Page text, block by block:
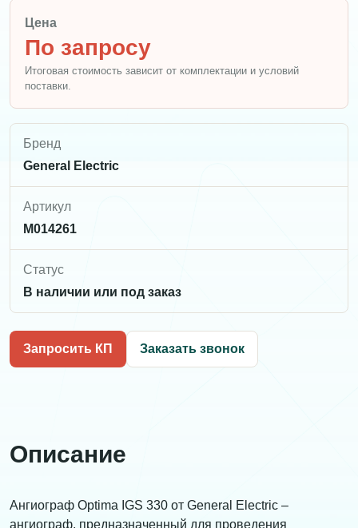
Цена
По запросу
Итоговая стоимость зависит от комплектации и условий
поставки.
Бренд
General Electric
Артикул
M014261
Статус
В наличии или под заказ
Запросить КП Заказать звонок
Описание
Ангиограф Optima IGS 330 от General Electric –
ангиограф, предназначенный для проведения